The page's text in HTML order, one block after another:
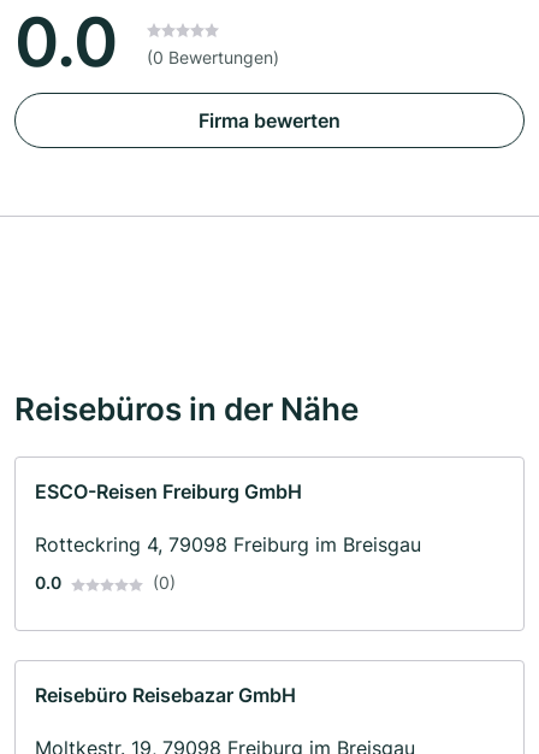
0.0 (0 Bewertungen)
Firma bewerten
Reisebüros in der Nähe
ESCO-Reisen Freiburg GmbH
Rotteckring 4, 79098 Freiburg im Breisgau
0.0 (0)
Reisebüro Reisebazar GmbH
Moltkestr. 19, 79098 Freiburg im Breisgau